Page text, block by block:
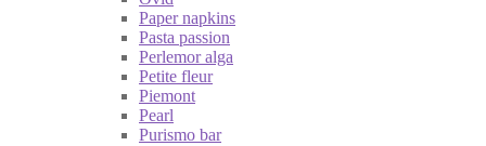
Paper napkins
Pasta passion
Perlemor alga
Petite fleur
Piemont
Pearl
Purismo bar